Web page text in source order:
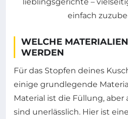
WELCHE
WERDEN
Für das Stopfen deines
einige grundlegende
Material ist die Füllung,
sind unerlässlich. Hier ist